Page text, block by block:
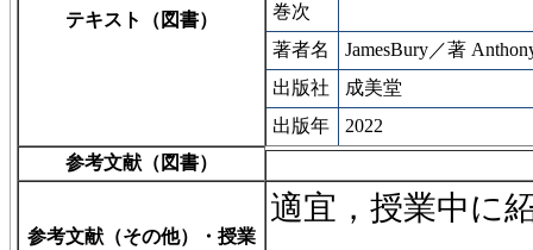
テキスト（図書）
巻次
著者名
JamesBury／著
出版社
成美堂
出版年
2022
参考文献（図書）
参考文献（その他）・授業
適宜，授業中に